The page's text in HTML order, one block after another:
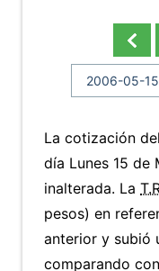
La cotización
día Lunes 15 de
inalterada. La
pesos) en
anterior y subió
comparando